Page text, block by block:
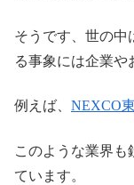
そうです、世の中
る事象には企業や
例えば、 NEXCO
このような業界も
ています。